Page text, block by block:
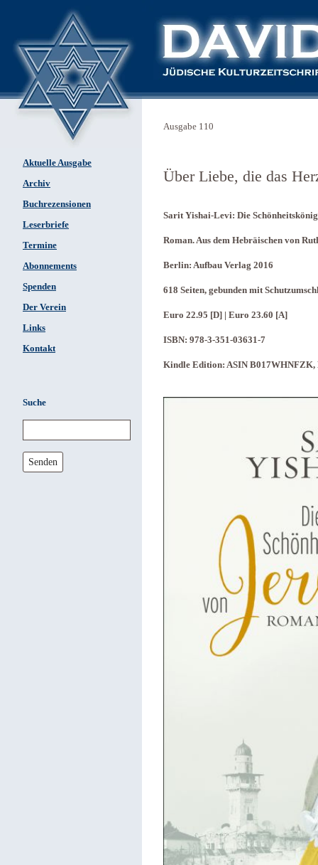
Aktuelle Ausgabe
Archiv
Buchrezensionen
Leserbriefe
Termine
Abonnements
Spenden
Der Verein
Links
Kontakt
Suche
Senden
Ausgabe 110
Über Liebe, die das
Sarit Yishai-Levi: Die
Roman. Aus dem Hebräischen von
Berlin: Aufbau Verlag 2016
618 Seiten, gebunden mit
Euro 22.95 [D] | Euro 23.60 [A]
ISBN: 978-3-351-03631-7
Kindle Edition: ASIN B017WHNFZK,